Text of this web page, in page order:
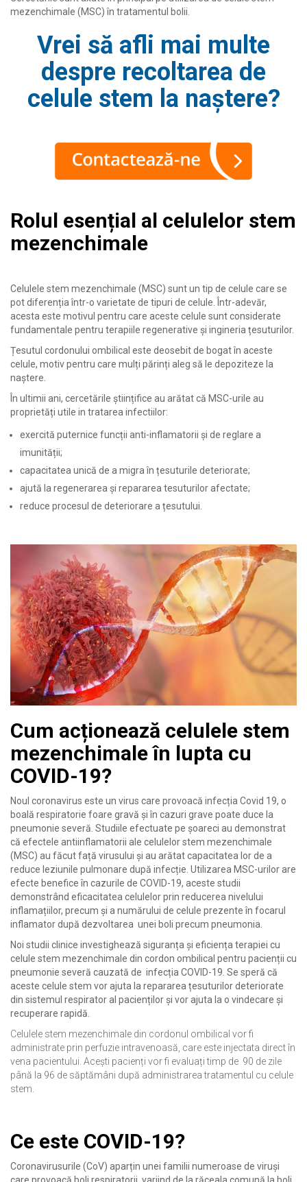
mezenchimale (MSC) în tratamentul bolii.
Vrei să afli mai multe
despre recoltarea de
celule stem la naștere?
Rolul esențial al celulelor stem
mezenchimale
Celulele stem mezenchimale (MSC) sunt un tip de celule care se
pot diferenția într-o varietate de tipuri de celule. Într-adevăr,
acesta este motivul pentru care aceste celule sunt considerate
fundamentale pentru terapiile regenerative și ingineria țesuturilor.
Țesutul cordonului ombilical este deosebit de bogat în aceste
celule, motiv pentru care mulți părinți aleg să le depoziteze la
naștere.
În ultimii ani, cercetările științifice au arătat că MSC-urile au
proprietăți utile in tratarea infectiilor:
exercită puternice funcții anti-inflamatorii și de reglare a
imunității;
capacitatea unică de a migra în țesuturile deteriorate;
ajută la regenerarea și repararea tesuturilor afectate;
reduce procesul de deteriorare a țesutului.
Cum acționează celulele stem
mezenchimale în lupta cu
COVID-19?
Noul coronavirus este un virus care provoacă infecția Covid 19, o
boală respiratorie foare gravă și în cazuri grave poate duce la
pneumonie severă. Studiile efectuate pe șoareci au demonstrat
că efectele antiinflamatorii ale celulelor stem mezenchimale
(MSC) au făcut față virusului și au arătat capacitatea lor de a
reduce leziunile pulmonare după infecție. Utilizarea MSC-urilor are
efecte benefice în cazurile de COVID-19, aceste studii
demonstrând eficacitatea celulelor prin reducerea nivelului
inflamațiilor, precum și a numărului de celule prezente în focarul
inflamator după dezvoltarea unei boli precum pneumonia.
Noi studii clinice investighează siguranța și eficiența terapiei cu
celule stem mezenchimale din cordon ombilical pentru pacienții cu
pneumonie severă cauzată de infecția COVID-19. Se speră că
aceste celule stem vor ajuta la repararea țesuturilor deteriorate
din sistemul respirator al pacienților și vor ajuta la o vindecare și
recuperare rapidă.
Celulele stem mezenchimale din cordonul ombilical vor fi
administrate prin perfuzie intravenoasă, care este injectata direct în
vena pacientului. Acești pacienți vor fi evaluați timp de 90 de zile
până la 96 de săptămâni după administrarea tratamentul cu celule
stem.
Ce este COVID-19?
Coronavirusurile (CoV) aparțin unei familii numeroase de viruși